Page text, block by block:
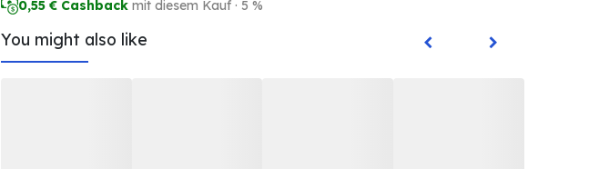
0,55 € Cashback mit diesem Kauf · 5 %
You might also like